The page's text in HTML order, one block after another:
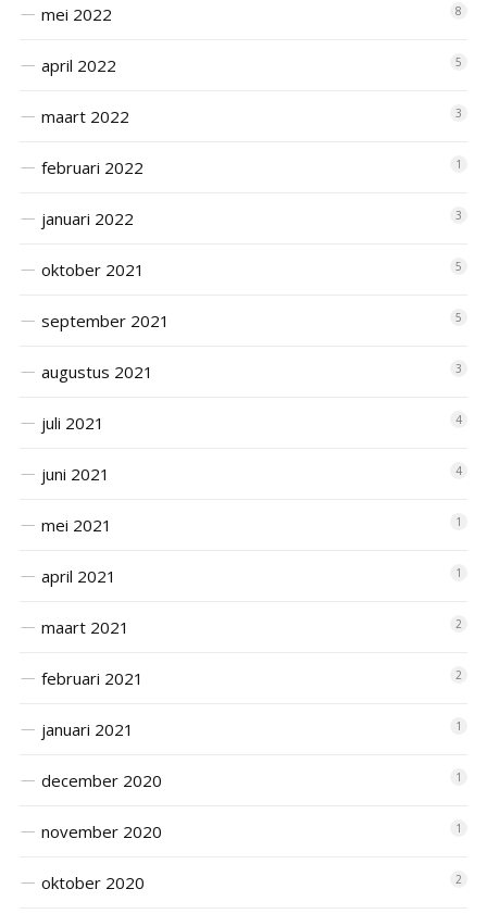
mei 2022 8
april 2022 5
maart 2022 3
februari 2022 1
januari 2022 3
oktober 2021 5
september 2021 5
augustus 2021 3
juli 2021 4
juni 2021 4
mei 2021 1
april 2021 1
maart 2021 2
februari 2021 2
januari 2021 1
december 2020 1
november 2020 1
oktober 2020 2